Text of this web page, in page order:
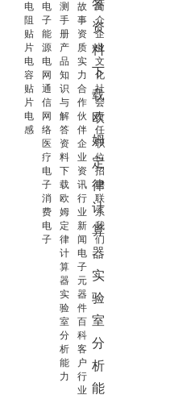
答
资
料
下
载
欧
姆
定
律
计
算
器
实
验
室
分
析
能
电
阻
贴
片
电
容
贴
片
电
感
电
子
能
源
电
网
通
信
网
络
医
疗
电
子
消
费
电
子
测
手
册
产
品
知
识
与
解
答
资
料
下
载
欧
姆
定
律
计
算
器
实
验
室
分
析
能
力
故
事
资
质
实
力
合
作
伙
伴
企
业
资
讯
行
业
新
闻
电
子
元
器
件
百
科
客
户
行
业
简
介
企
业
文
化
社
会
责
任
职
位
招
聘
联
系
我
们